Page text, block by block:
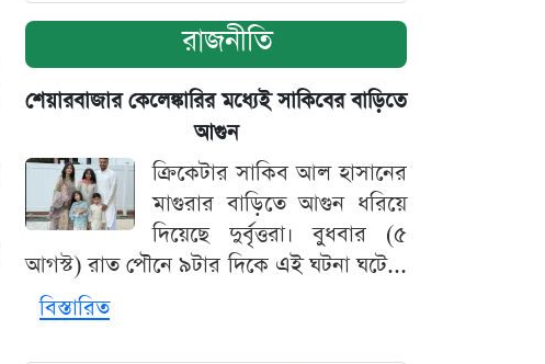
রাজনীতি
শেয়ারবাজার কেলেঙ্কারির মধ্যেই সাকিবের বাড়িতে
আগুন
ক্রিকেটার সাকিব আল হাসানের
মাগুরার বাড়িতে আগুন ধরিয়ে
দিয়েছে দুর্বৃত্তরা। বুধবার (৫
আগস্ট) রাত পৌনে ৯টার দিকে এই ঘটনা ঘটে...
বিস্তারিত